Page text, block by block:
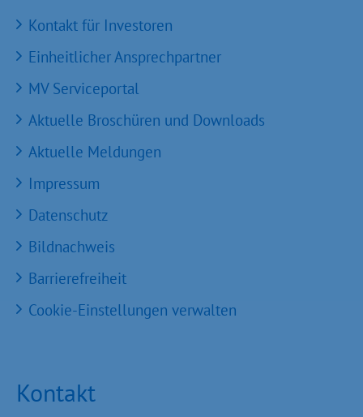
Kontakt für Investoren
Einheitlicher Ansprechpartner
MV Serviceportal
Aktuelle Broschüren und Downloads
Aktuelle Meldungen
Impressum
Datenschutz
Bildnachweis
Barrierefreiheit
Cookie-Einstellungen verwalten
Kontakt